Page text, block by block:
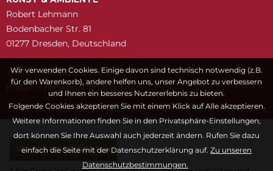
Robert Lehmann
Bodenbacher Str. 81
01277 Dresden, Deutschland
Telefon: +49 (0) 351 205 6447
E-Mail:
moc.etneibma-t
snuk@ofni
VERTRAG WIDERRUFEN
Wir verwenden Cookies. Einige davon sind technisch notwendig (z.B.
für den Warenkorb), andere helfen uns, unser Angebot zu verbessern
und Ihnen ein besseres Nutzererlebnis zu bieten.
Folgende Cookies akzeptieren Sie mit einem Klick auf Alle akzeptieren.
Weitere Informationen finden Sie in den Privatsphäre-Einstellungen,
dort können Sie Ihre Auswahl auch jederzeit ändern. Rufen Sie dazu
einfach die Seite mit der Datenschutzerklärung auf. Zu unseren
Datenschutzbestimmungen.